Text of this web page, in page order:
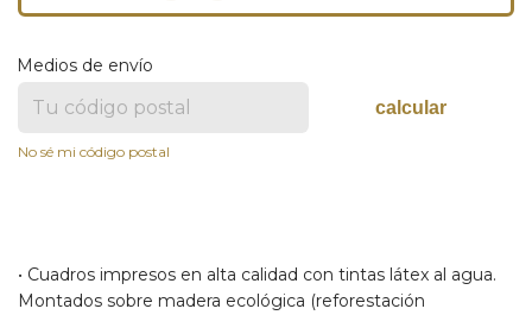
Medios de envío
calcular
No sé mi código postal
• Cuadros impresos en alta calidad con tintas látex al agua.
Montados sobre madera ecológica (reforestación